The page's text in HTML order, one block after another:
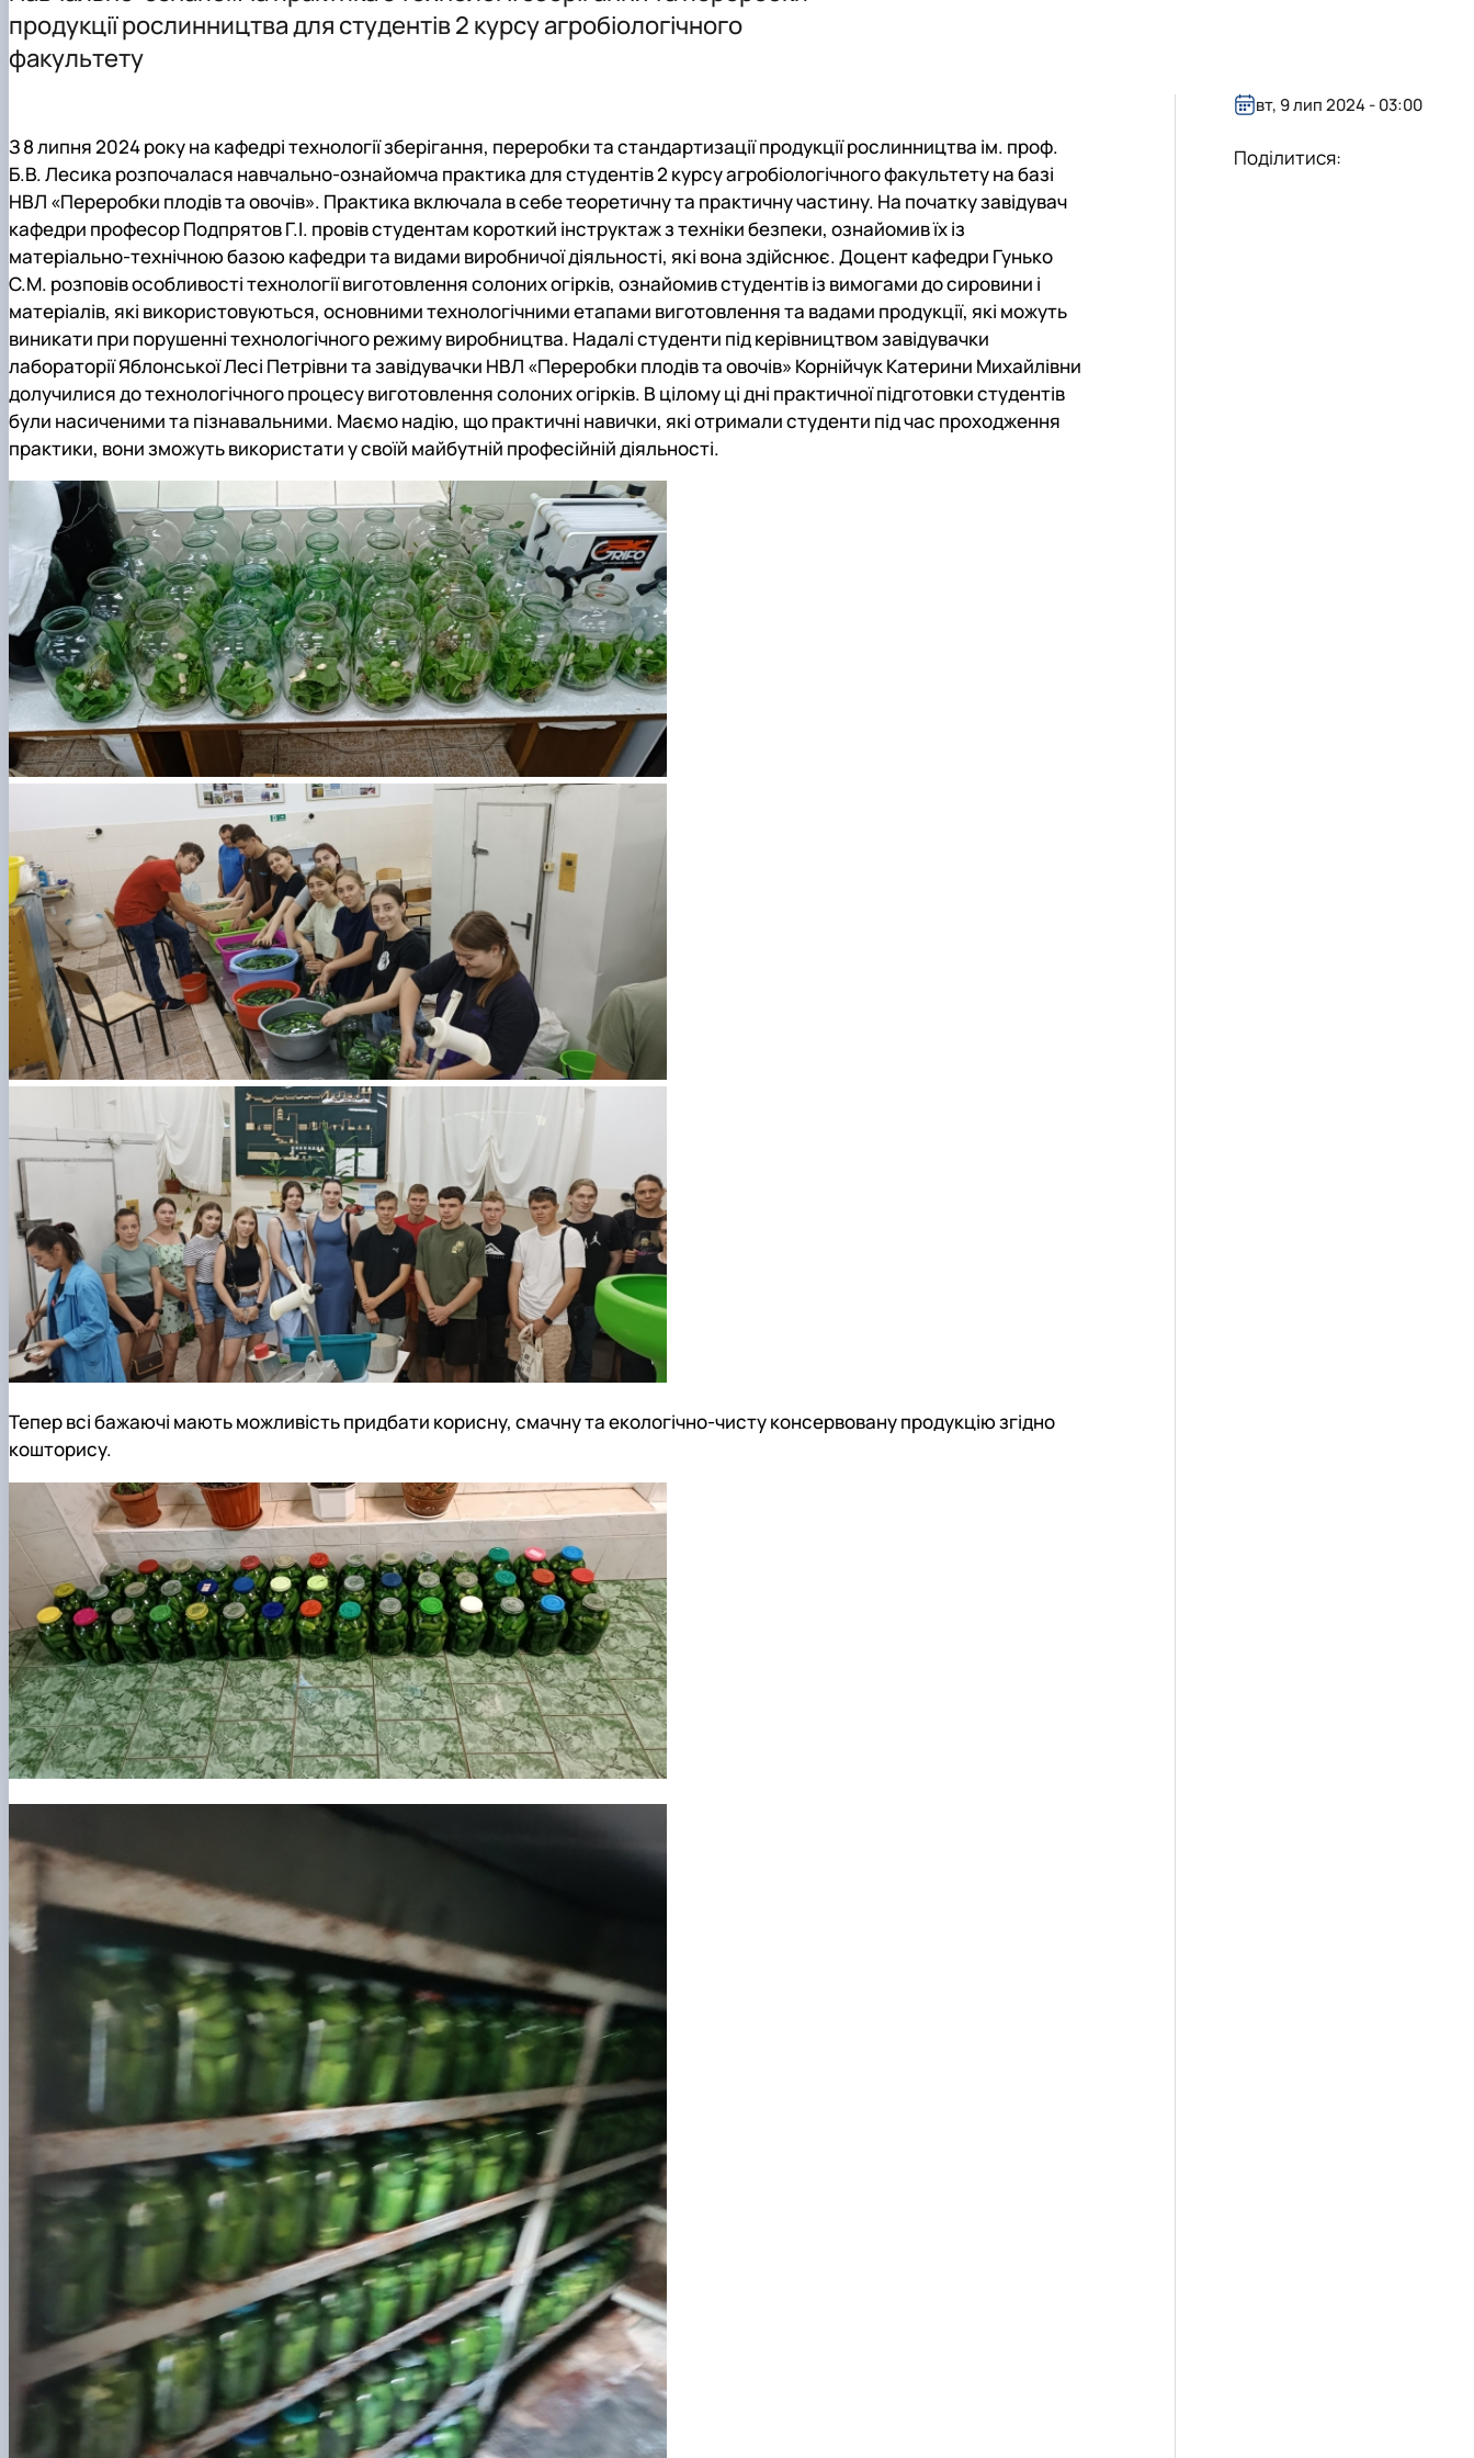
Презентація кафедри
Стандарти вищої освіти
Каталоги освітніх програм
Навчальна робота
Електронні навчальні ресурси
Профорієнтаційна діяльність кафедри
Працевлаштування випускників магістратури
Виховна робота
Методичні рекомендації до виконання курсової роботи для студентів ОС Бакалавр т…
Розклад занять на 2025/2026
Графік відпрацювань навчальних занять та практики
Міжнародна науково-практична конференція «Інноваційні технології виробництва, л…
Тези магістрів випуску 2024 року
Наукова бібліотека
Послуги, які надає кафедра
Телефони гарячих ліній
Зворотній зв'язок
продукції рослинництва для студентів 2 курсу агробіологічного
факультету
З 8 липня 2024 року на кафедрі технології зберігання, переробки та стандартизації продукції рослинництва ім. проф.
Б.В. Лесика розпочалася навчально-ознайомча практика для студентів 2 курсу агробіологічного факультету на базі
НВЛ «Переробки плодів та овочів». Практика включала в себе теоретичну та практичну частину. На початку завідувач
кафедри професор Подпрятов Г.І. провів студентам короткий інструктаж з техніки безпеки, ознайомив їх із
матеріально-технічною базою кафедри та видами виробничої діяльності, які вона здійснює. Доцент кафедри Гунько
С.М. розповів особливості технології виготовлення солоних огірків, ознайомив студентів із вимогами до сировини і
матеріалів, які використовуються, основними технологічними етапами виготовлення та вадами продукції, які можуть
виникати при порушенні технологічного режиму виробництва. Надалі студенти під керівництвом завідувачки
лабораторії Яблонської Лесі Петрівни та завідувачки НВЛ «Переробки плодів та овочів» Корнійчук Катерини Михайлівни
долучилися до технологічного процесу виготовлення солоних огірків. В цілому ці дні практичної підготовки студентів
були насиченими та пізнавальними. Маємо надію, що практичні навички, які отримали студенти під час проходження
практики, вони зможуть використати у своїй майбутній професійній діяльності.
Тепер всі бажаючі мають можливість придбати корисну, смачну та екологічно-чисту консервовану продукцію згідно
кошторису.
вт, 9 лип 2024 - 03:00
Поділитися: